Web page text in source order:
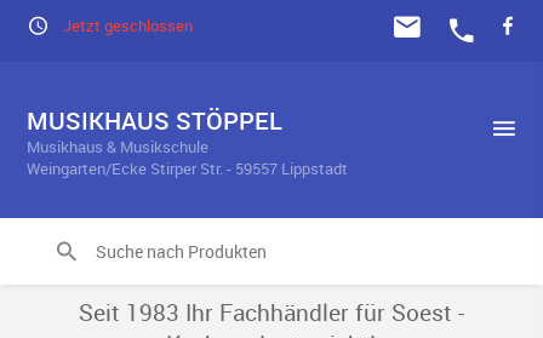
Jetzt geschlossen
MUSIKHAUS STÖPPEL
Musikhaus & Musikschule
Weingarten/Ecke Stirper Str. - 59557 Lippstadt
Seit 1983 Ihr Fachhändler für Soest -